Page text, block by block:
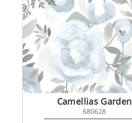
Camellias Garden
680628